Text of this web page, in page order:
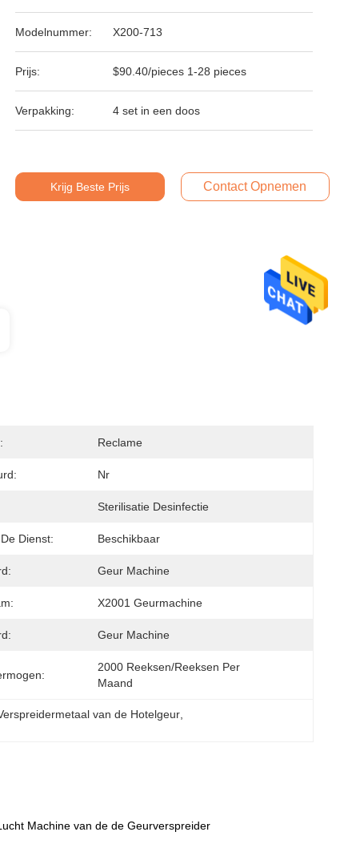
Modelnummer: X200-713
Prijs: $90.40/pieces 1-28 pieces
Verpakking: 4 set in een doos
Krijg Beste Prijs Contact Opnemen
Reclame
Nr
Sterilisatie Desinfectie
Dienst: Beschikbaar
Geur Machine
X2001 Geurmachine
Geur Machine
2000 Reeksen/reeksen Per
Maand
van de Hotelgeur
Machine van de de Geurverspreider